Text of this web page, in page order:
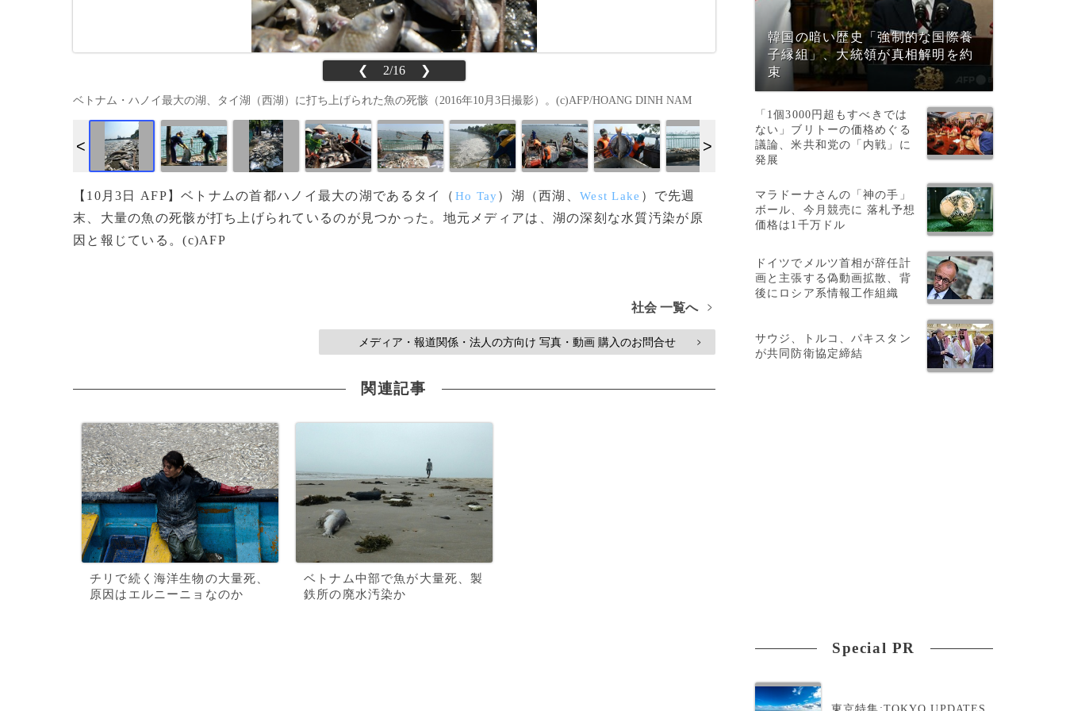
❮ 2/16 ❯
ベトナム・ハノイ最大の湖、タイ湖（西湖）に打ち上げられた魚の死骸（2016年10月3日撮影）。(c)AFP/HOANG DINH NAM
【10月3日 AFP】ベトナムの首都ハノイ最大の湖であるタイ（ Ho Tay）湖（西湖、West Lake ）で先週
末、大量の魚の死骸が打ち上げられているのが見つかった。地元メディアは、湖の深刻な水質汚染が原
因と報じている。(c)AFP
社会 一覧へ >
メディア・報道関係・法人の方向け 写真・動画 購入のお問合せ >
関連記事
チリで続く海洋生物の大量死、
原因はエルニーニョなのか
ベトナム中部で魚が大量死、製
鉄所の廃水汚染か
韓国の暗い歴史「強制的な国際養
子縁組」、大統領が真相解明を約
束
「1個3000円超もすべきでは
ない」ブリトーの価格めぐる
議論、米共和党の「内戦」に
発展
マラドーナさんの「神の手」
ボール、今月競売に 落札予想
価格は1千万ドル
ドイツでメルツ首相が辞任計
画と主張する偽動画拡散、背
後にロシア系情報工作組織
サウジ、トルコ、パキスタン
が共同防衛協定締結
Special PR
東京特集:TOKYO UPDATES